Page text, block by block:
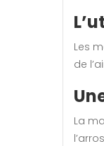
Les
de
La